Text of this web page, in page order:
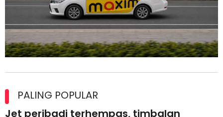
lesen separuh pertama 2026
PALING POPULAR
Jet peribadi terhempas, timbalan